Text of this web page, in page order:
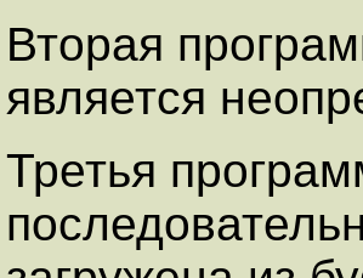
Вторая
является
Третья